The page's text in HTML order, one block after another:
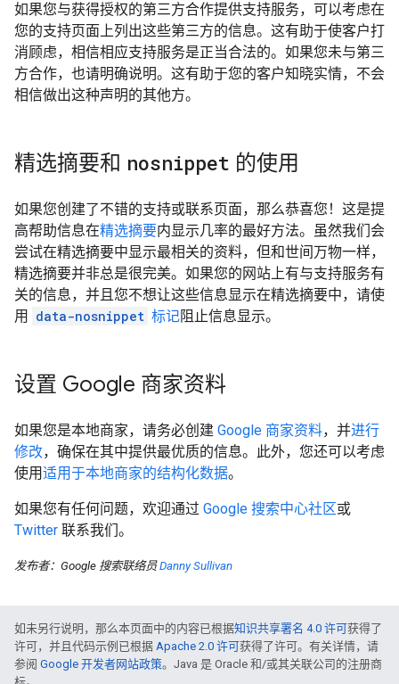
如果您与获得授权的第三方合作提供支持服务，可以考虑在
您的支持页面上列出这些第三方的信息。这有助于使客户打
消顾虑，相信相应支持服务是正当合法的。如果您未与第三
方合作，也请明确说明。这有助于您的客户知晓实情，不会
相信做出这种声明的其他方。
精选摘要和 nosnippet 的使用
如果您创建了不错的支持或联系页面，那么恭喜您！这是提
高帮助信息在精选摘要内显示几率的最好方法。虽然我们会
尝试在精选摘要中显示最相关的资料，但和世间万物一样，
精选摘要并非总是很完美。如果您的网站上有与支持服务有
关的信息，并且您不想让这些信息显示在精选摘要中，请使
用
data-nosnippet 标记阻止信息显示。
设置 Google 商家资料
如果您是本地商家，请务必创建 Google 商家资料，并进行
修改，确保在其中提供最优质的信息。此外，您还可以考虑
使用适用于本地商家的结构化数据。
如果您有任何问题，欢迎通过 Google 搜索中心社区或
Twitter 联系我们。
发布者：Google 搜索联络员Danny Sullivan
如未另行说明，那么本页面中的内容已根据知识共享署名 4.0 许可获得了
许可，并且代码示例已根据 Apache 2.0 许可获得了许可。有关详情，请
参阅 Google 开发者网站政策。Java 是 Oracle 和/或其关联公司的注册商